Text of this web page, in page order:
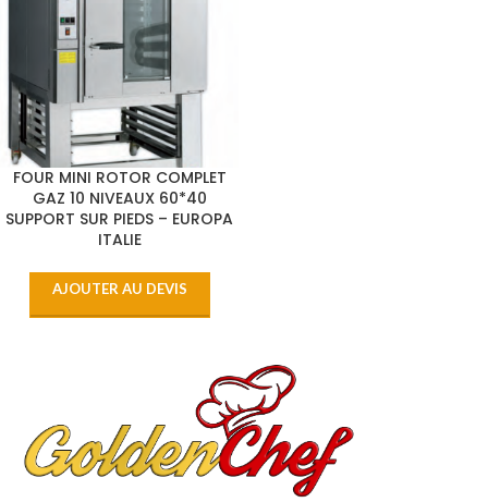
FOUR MINI ROTOR COMPLET
GAZ 10 NIVEAUX 60*40
SUPPORT SUR PIEDS – EUROPA
ITALIE
AJOUTER AU DEVIS